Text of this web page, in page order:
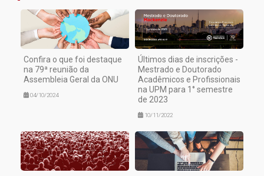
Confira o que foi destaque
na 79ª reunião da
Assembleia Geral da ONU
04/10/2024
Últimos dias de inscrições -
Mestrado e Doutorado
Acadêmicos e Profissionais
na UPM para 1° semestre
de 2023
10/11/2022